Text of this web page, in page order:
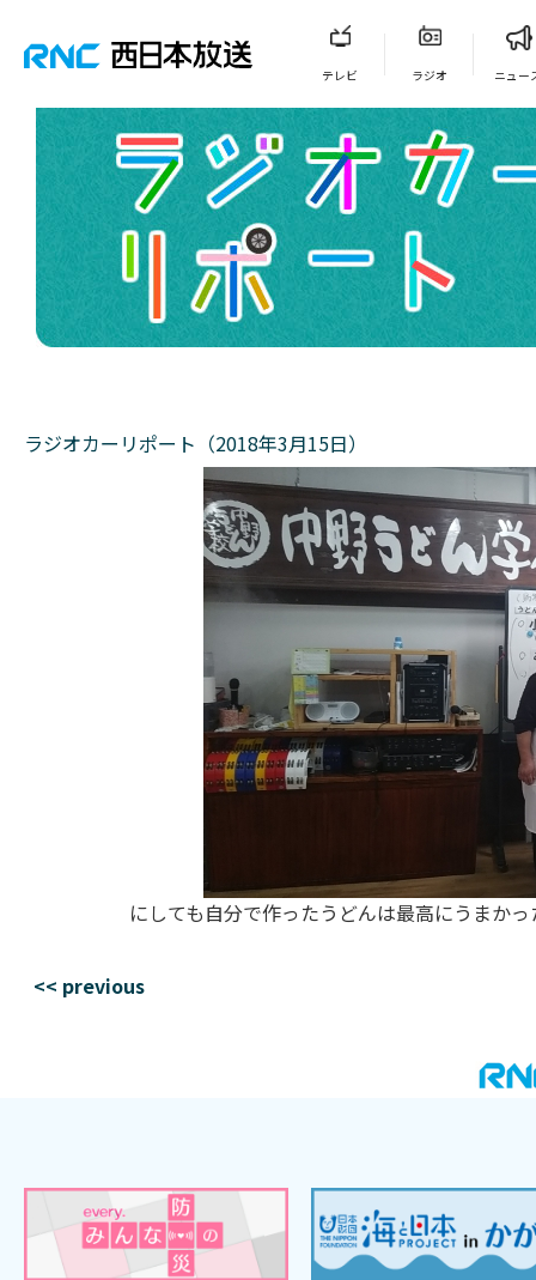
テレビ ラジオ ニュー
ラジオカーリポート（2018年3月15日）
にしても自分で作ったうどんは最高にうまか
<< previous